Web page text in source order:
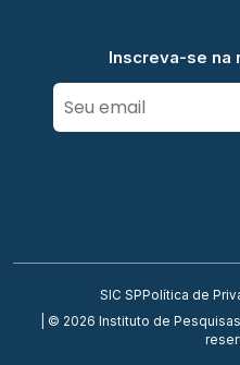
Inscreva-se na
SIC SP Política de
| © 2026 Instituto de